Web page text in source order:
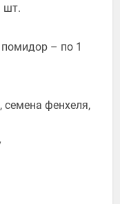
шт.
– по 1
семена фенхеля,